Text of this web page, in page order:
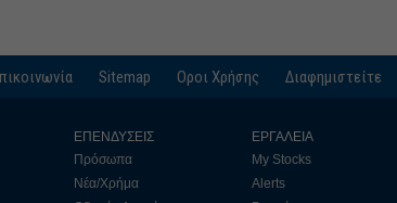
Sitemap Οροι Χρήσης Διαφημιστείτε
ΕΠΕΝΔΥΣΕΙΣ
Πρόσωπα
Νέα/Χρήμα
ΕΡΓΑΛΕΙΑ
My Stocks
Alerts